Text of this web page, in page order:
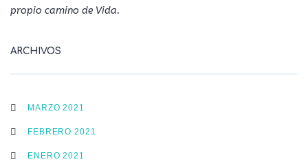
propio camino de Vida.
ARCHIVOS
MARZO 2021
FEBRERO 2021
ENERO 2021